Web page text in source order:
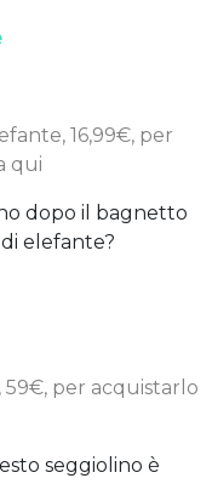
16,99€, per
qui
dopo il bagnetto
elefante?
per acquistarlo
seggiolino è